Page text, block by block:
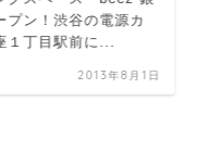
プン！渋谷の電源カ
１丁目駅前に...
2013年8月1日